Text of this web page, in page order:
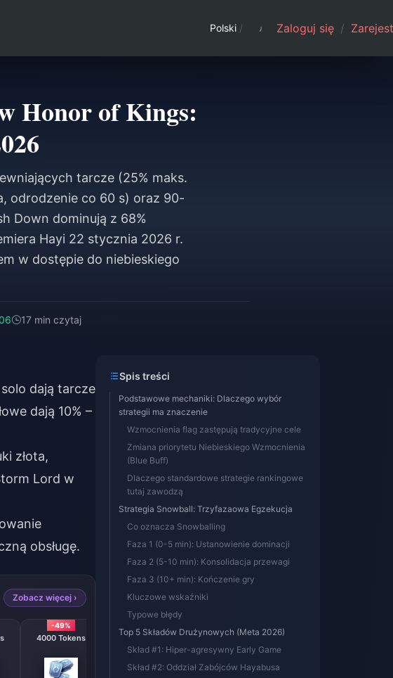
Polski / Zaloguj się /
Honor of Kings:
tarcze (25% maks.
odrodzenie co 60 s) oraz 90-
Down dominują z 68%
Hayi 22 stycznia 2026 r.
w dostępie do niebieskiego
17 min czytaj
dają tarcze
dają 10% –
złota,
Lord w
obsługę.
Zobacz więcej ›
-49%
4000 Tokens 8000 Tokens 80 Tokens
Spis treści
Podstawowe mechaniki: Dlaczego wybór
strategii ma znaczenie
Wzmocnienia flag zastępują tradycyjne cele
Zmiana priorytetu Niebieskiego Wzmocnienia
(Blue Buff)
Dlaczego standardowe strategie rankingowe
tutaj zawodzą
Strategia Snowball: Trzyfazaowa Egzekucja
Co oznacza Snowballing
Faza 1 (0-5 min): Ustanowienie dominacji
Faza 2 (5-10 min): Konsolidacja przewagi
Faza 3 (10+ min): Kończenie gry
Kluczowe wskaźniki
Typowe błędy
Top 5 Składów Drużynowych (Meta 2026)
Skład #1: Hiper-agresywny Early Game
Skład #2: Oddział Zabójców Hayabusa